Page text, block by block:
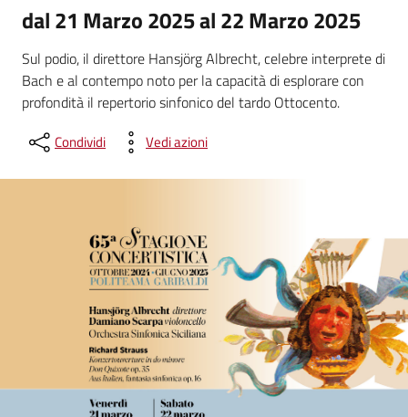
dal 21 Marzo 2025 al 22 Marzo 2025
Sul podio, il direttore Hansjörg Albrecht, celebre interprete di
Bach e al contempo noto per la capacità di esplorare con
profondità il repertorio sinfonico del tardo Ottocento.
Condividi Vedi azioni